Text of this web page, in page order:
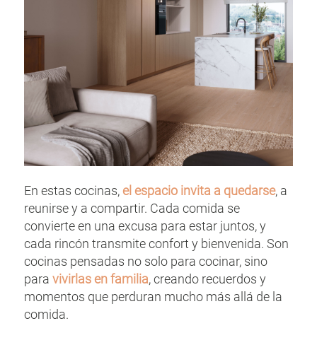
En estas cocinas,el espacio invita a quedarse, a
reunirse y a compartir. Cada comida se
convierte en una excusa para estar juntos, y
cada rincón transmite confort y bienvenida. Son
cocinas pensadas no solo para cocinar, sino
para vivirlas en familia, creando recuerdos y
momentos que perduran mucho más allá de la
comida.